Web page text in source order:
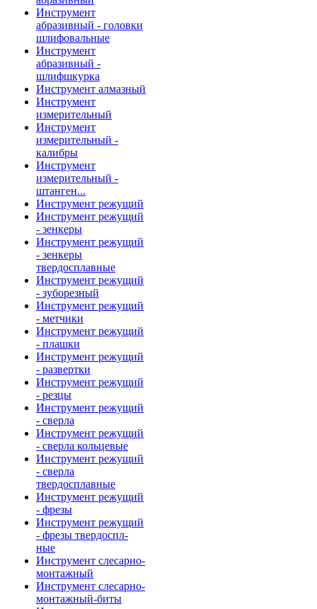
Инструмент
абразивный - головки
шлифовальные
Инструмент
абразивный -
шлифшкурка
Инструмент алмазный
Инструмент
измерительный
Инструмент
измерительный -
калибры
Инструмент
измерительный -
штанген...
Инструмент режущий
Инструмент режущий
- зенкеры
Инструмент режущий
- зенкеры
твердосплавные
Инструмент режущий
- зуборезный
Инструмент режущий
- метчики
Инструмент режущий
- плашки
Инструмент режущий
- развертки
Инструмент режущий
- резцы
Инструмент режущий
- сверла
Инструмент режущий
- сверла кольцевые
Инструмент режущий
- сверла
твердосплавные
Инструмент режущий
- фрезы
Инструмент режущий
- фрезы твердоспл-
ные
Инструмент слесарно-
монтажный
Инструмент слесарно-
монтажный-биты